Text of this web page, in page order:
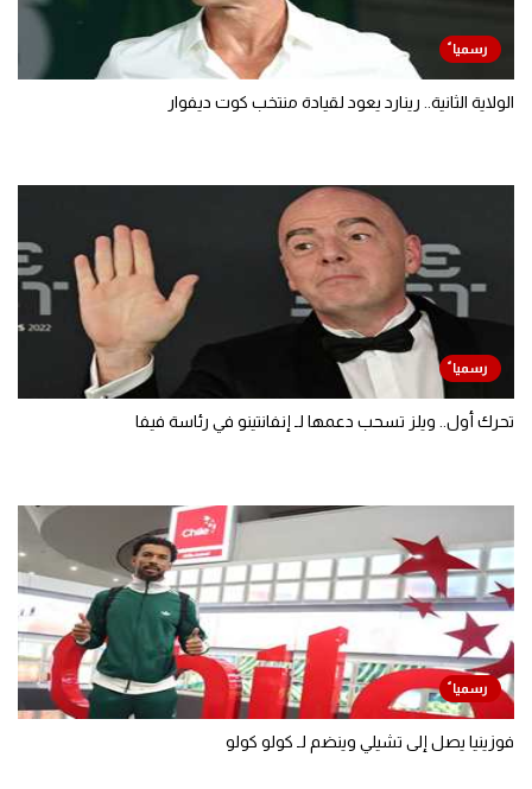
الولاية الثانية.. رينارد يعود لقيادة منتخب كوت ديفوار
تحرك أول.. ويلز تسحب دعمها لـ إنفانتينو في رئاسة فيفا
فوزينيا يصل إلى تشيلي وينضم لـ كولو كولو